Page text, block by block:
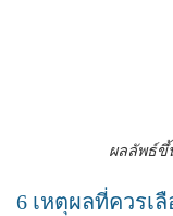
ผลลัพธ์ขึ้
6 เหตุผลที่ควรเ